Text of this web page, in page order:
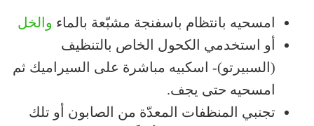
امسحيه بانتظام باسفنجة مشبّعة بالماء والخل
أو استخدمي الكحول الخاص بالتنظيف
(السبيرتو)- اسكبيه مباشرة على السيراميك ثم
امسحيه حتى يجف.
تجنبي المنظفات المعدّة من الصابون أو تلك